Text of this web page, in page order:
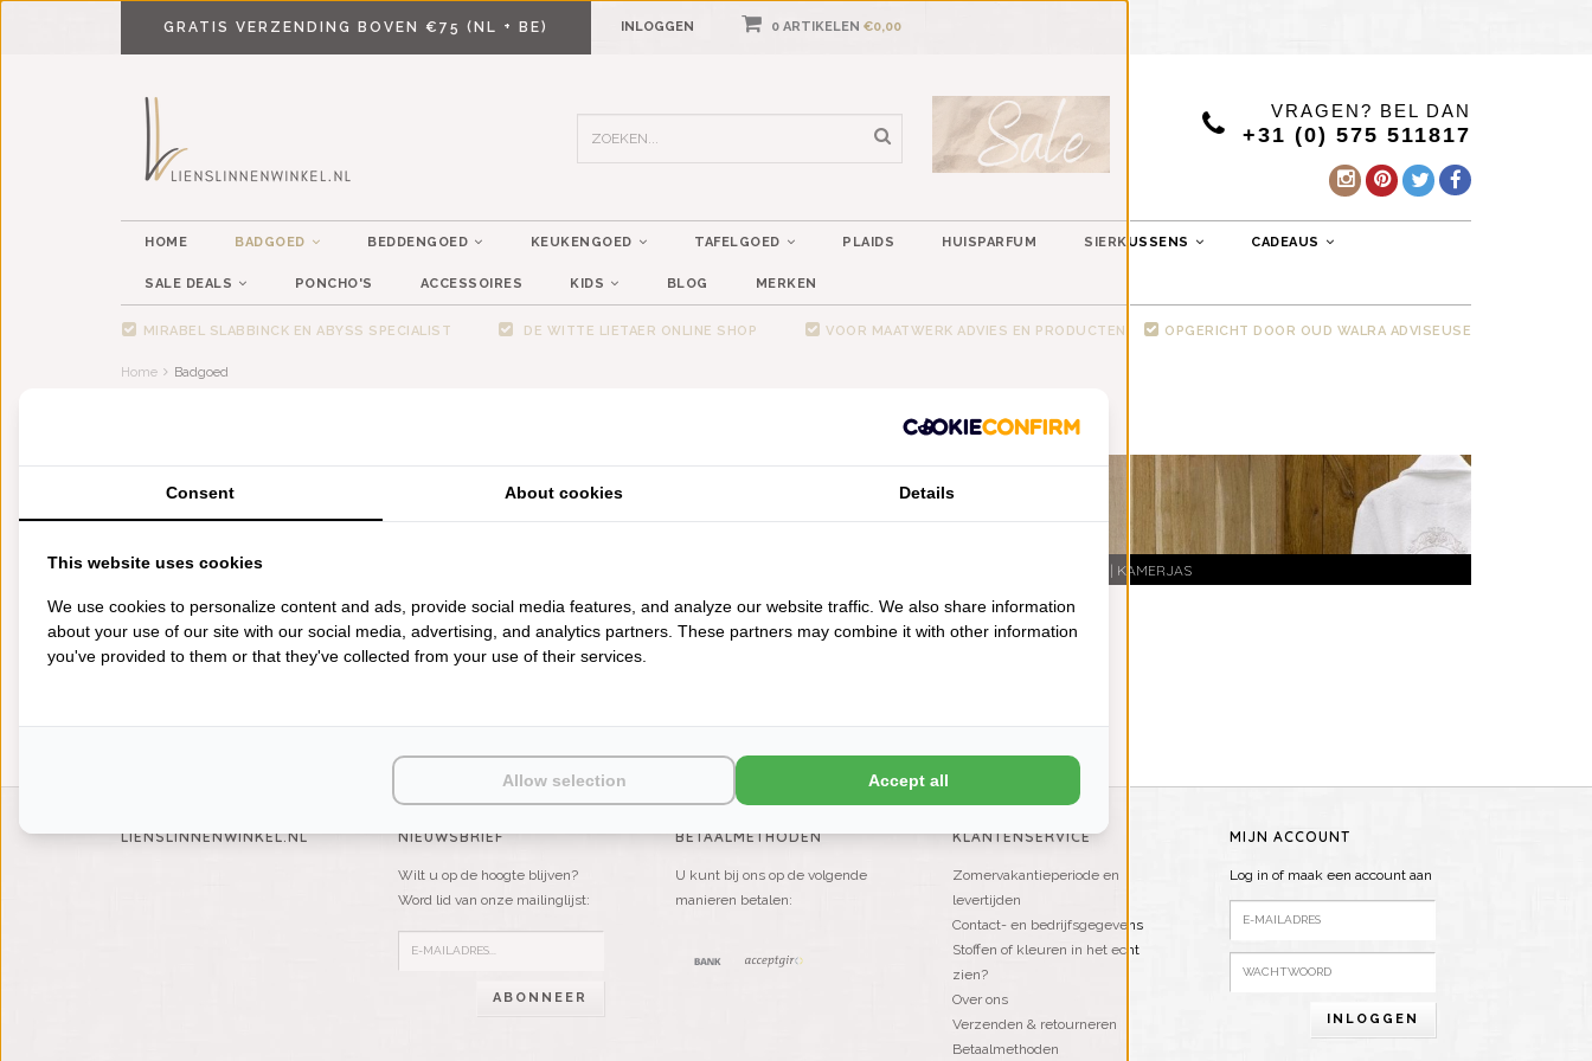
GRATIS VERZENDING BOVEN €75 (NL + BE) INLOGGEN 0 ARTIKELEN €0,00
VRAGEN? BEL DAN
+31 (0) 575 511817
HOME BADGOED BEDDENGOED KEUKENGOED TAFELGOED PLAIDS HUISPARFUM SIERKUSSENS CADEAUS
SALE DEALS PONCHO'S ACCESSOIRES KIDS BLOG MERKEN
MIRABEL SLABBINCK EN ABYSS SPECIALIST DE WITTE LIETAER ONLINE SHOP VOOR MAATWERK ADVIES EN PRODUCTEN OPGERICHT DOOR OUD WALRA ADVISEUSE
Home Badgoed
HANDDOEKEN BADJAS | KAMERJAS
LIENSLINNENWINKEL.NL NIEUWSBRIEF
Wilt u op de hoogte blijven?
Word lid van onze mailinglijst:
ABONNEER
BETAALMETHODEN
U kunt bij ons op de volgende
manieren betalen:
KLANTENSERVICE
Zomervakantieperiode en
levertijden
Contact- en bedrijfsgegevens
Stoffen of kleuren in het echt
zien?
Over ons
Verzenden & retourneren
Betaalmethoden
MIJN ACCOUNT
Log in of maak een account aan
INLOGGEN
Consent About cookies Details
This website uses cookies
We use cookies to personalize content and ads, provide social media features, and analyze our website traffic. We also share information
about your use of our site with our social media, advertising, and analytics partners. These partners may combine it with other information
you've provided to them or that they've collected from your use of their services.
Allow selection Accept all